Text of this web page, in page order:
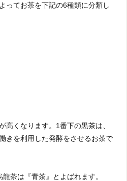
ってお茶を下記の6種類に分類し
高くなります。1番下の黒茶は、
きを利用した発酵をさせるお茶で
茶は『青茶』とよばれます。